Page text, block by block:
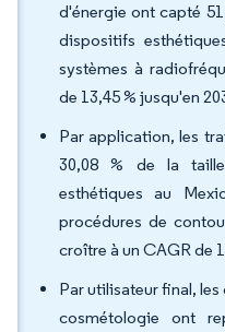
d'énergie ont capté
dispositifs
systèmes à
de 13,45 % jusqu'en
Par application, les
30,08 % de la
esthétiques au
procédures de
croître à un CAGR de
Par utilisateur final,
cosmétologie ont